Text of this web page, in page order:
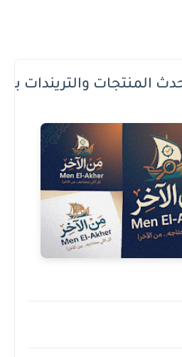
المنتجات والتريندات